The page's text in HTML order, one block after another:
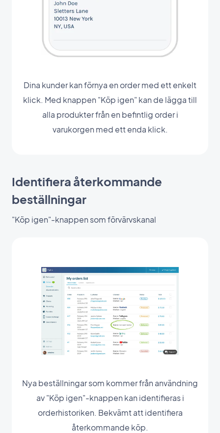
Dina kunder kan förnya en order med ett enkelt
klick. Med knappen "Köp igen" kan de lägga till
alla produkter från en befintlig order i
varukorgen med ett enda klick.
Identifiera återkommande
beställningar
"Köp igen"-knappen som förvärvskanal
Nya beställningar som kommer från användning
av "Köp igen"-knappen kan identifieras i
orderhistoriken. Bekvämt att identifiera
återkommande köp.